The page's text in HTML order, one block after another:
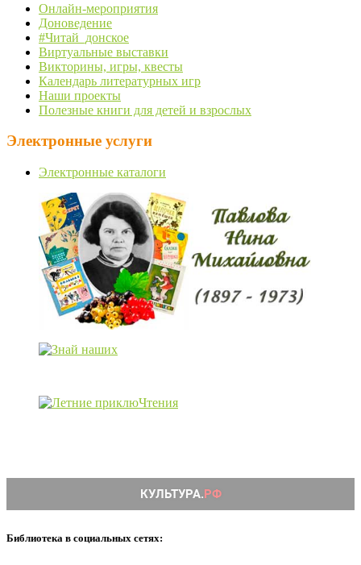
Онлайн-мероприятия
Доноведение
#Читай_донское
Виртуальные выставки
Викторины, игры, квесты
Календарь литературных игр
Наши проекты
Полезные книги для детей и взрослых
Электронные услуги
Электронные каталоги
Библиотека в социальных сетях: